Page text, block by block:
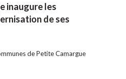
inaugure les
de ses
de Petite Camargue